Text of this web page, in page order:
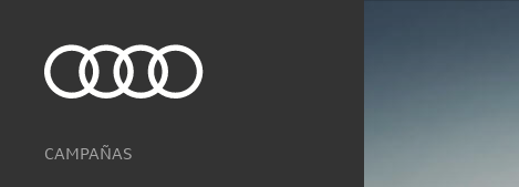
CAMPAÑAS